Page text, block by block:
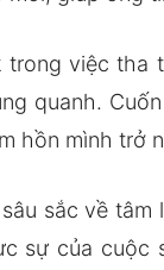
việc
quanh.
hồn mình trở
sắc về
sự của